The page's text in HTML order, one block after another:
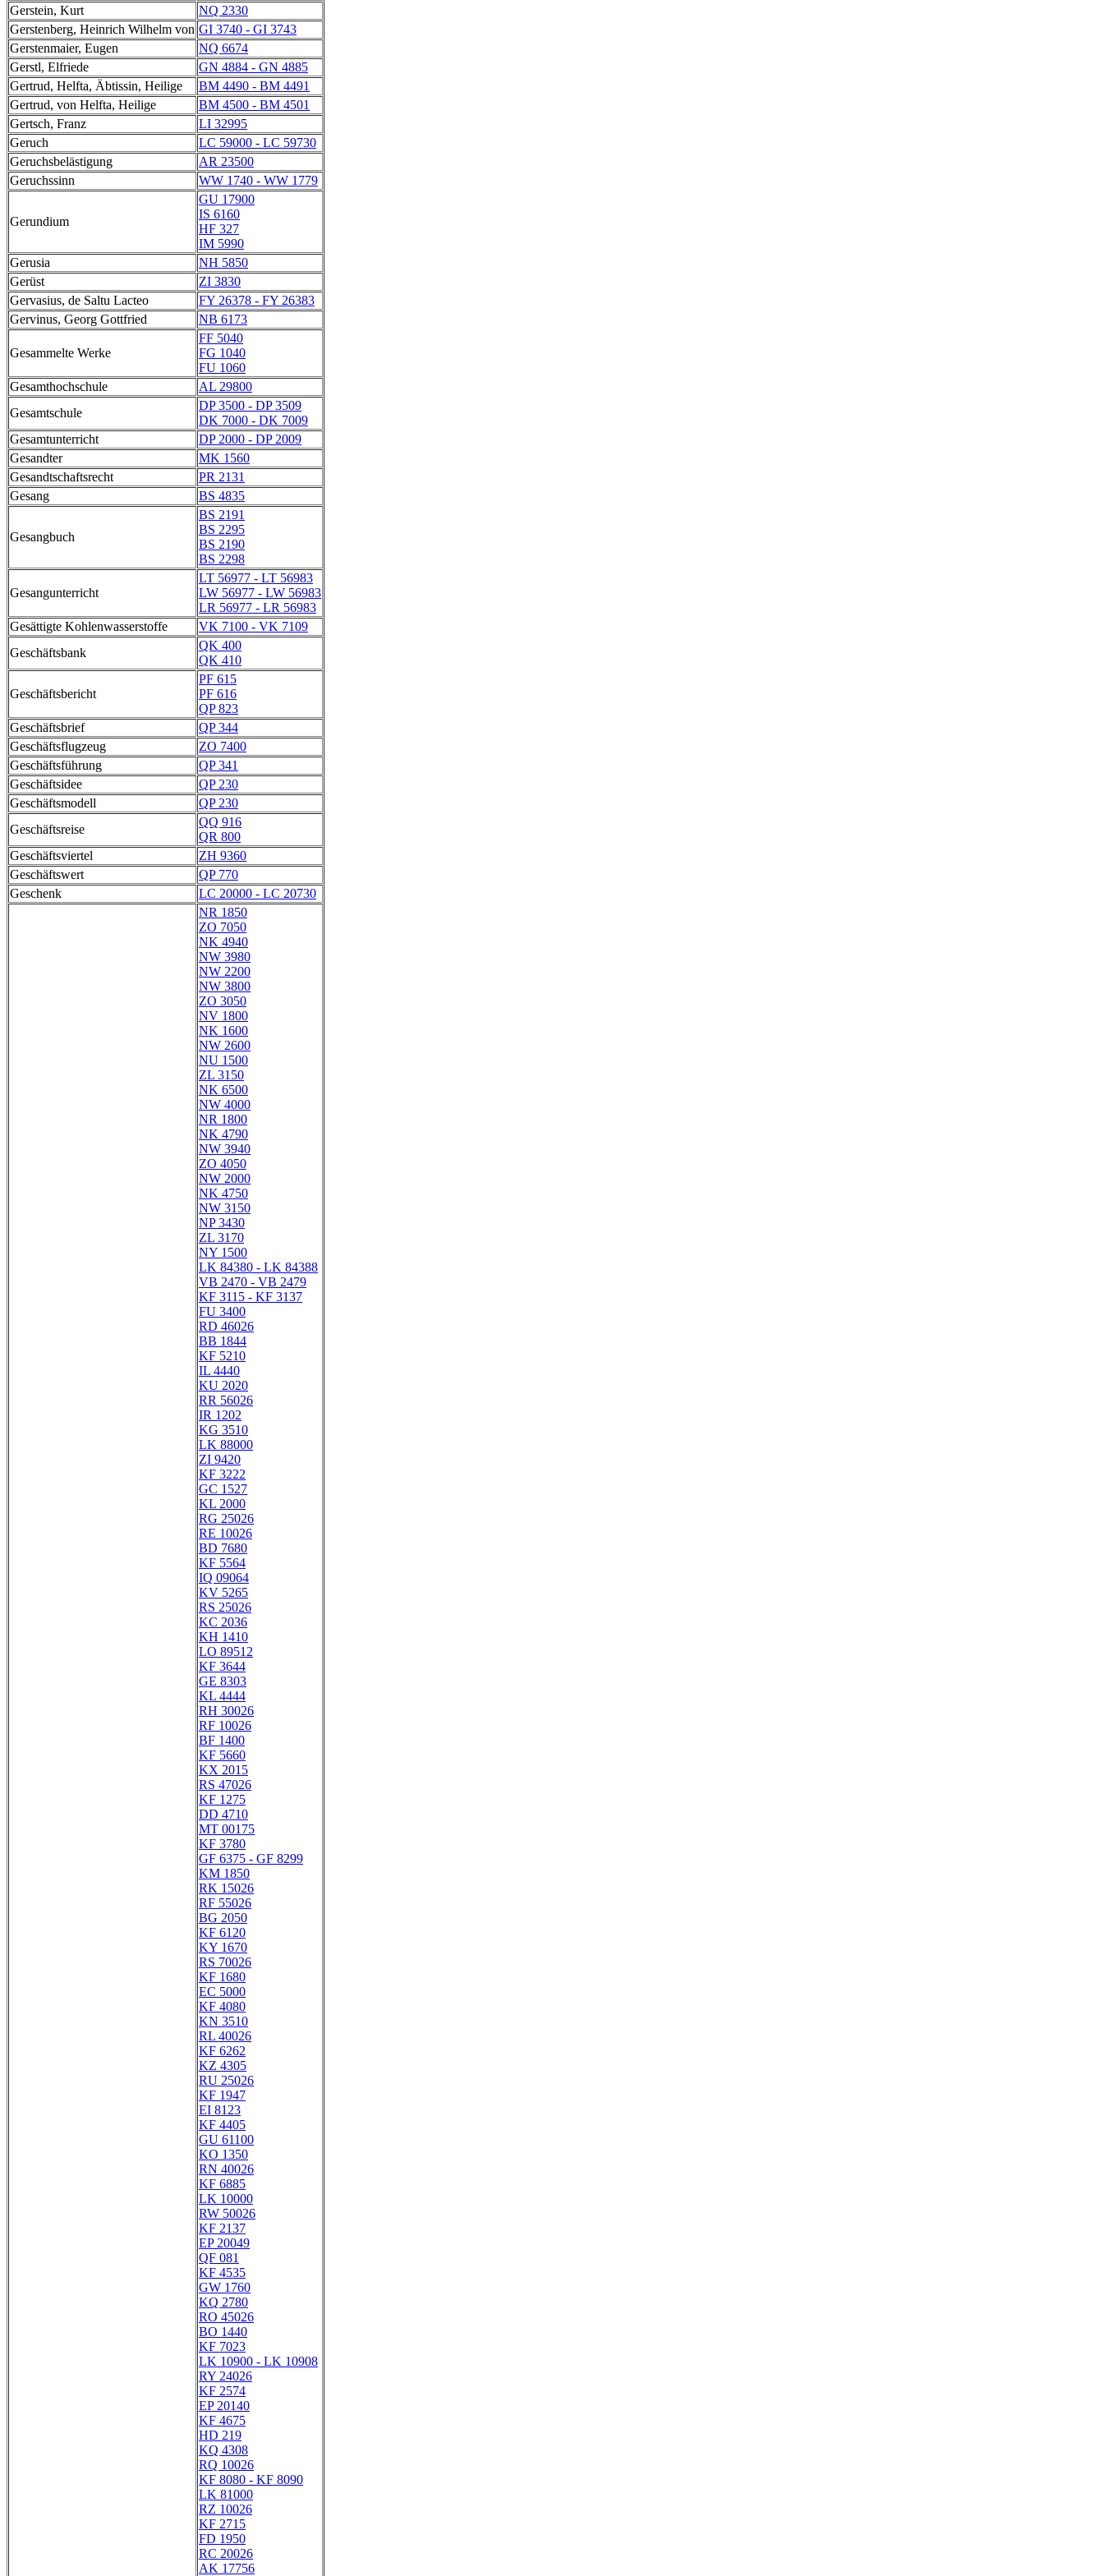
Gerstein, Kurt
NQ 2330
Gerstenberg, Heinrich Wilhelm von GI 3740 - GI 3743
Gerstenmaier, Eugen
NQ 6674
Gerstl, Elfriede
GN 4884 - GN 4885
Gertrud, Helfta, Äbtissin, Heilige
BM 4490 - BM 4491
Gertrud, von Helfta, Heilige
BM 4500 - BM 4501
Gertsch, Franz
LI 32995
Geruch
LC 59000 - LC 59730
Geruchsbelästigung
AR 23500
Geruchssinn
WW 1740 - WW 1779
Gerundium
GU 17900
IS 6160
HF 327
IM 5990
Gerusia
NH 5850
Gerüst
ZI 3830
Gervasius, de Saltu Lacteo
FY 26378 - FY 26383
Gervinus, Georg Gottfried
NB 6173
Gesammelte Werke
FF 5040
FG 1040
FU 1060
Gesamthochschule
AL 29800
Gesamtschule
DP 3500 - DP 3509
DK 7000 - DK 7009
Gesamtunterricht
DP 2000 - DP 2009
Gesandter
MK 1560
Gesandtschaftsrecht
PR 2131
Gesang
BS 4835
Gesangbuch
BS 2191
BS 2295
BS 2190
BS 2298
Gesangunterricht
LT 56977 - LT 56983
LW 56977 - LW 56983
LR 56977 - LR 56983
Gesättigte Kohlenwasserstoffe
VK 7100 - VK 7109
Geschäftsbank
QK 400
QK 410
Geschäftsbericht
PF 615
PF 616
QP 823
Geschäftsbrief
QP 344
Geschäftsflugzeug
ZO 7400
Geschäftsführung
QP 341
Geschäftsidee
QP 230
Geschäftsmodell
QP 230
Geschäftsreise
QQ 916
QR 800
Geschäftsviertel
ZH 9360
Geschäftswert
QP 770
Geschenk
LC 20000 - LC 20730
NR 1850
ZO 7050
NK 4940
NW 3980
NW 2200
NW 3800
ZO 3050
NV 1800
NK 1600
NW 2600
NU 1500
ZL 3150
NK 6500
NW 4000
NR 1800
NK 4790
NW 3940
ZO 4050
NW 2000
NK 4750
NW 3150
NP 3430
ZL 3170
NY 1500
LK 84380 - LK 84388
VB 2470 - VB 2479
KF 3115 - KF 3137
FU 3400
RD 46026
BB 1844
KF 5210
IL 4440
KU 2020
RR 56026
IR 1202
KG 3510
LK 88000
ZI 9420
KF 3222
GC 1527
KL 2000
RG 25026
RE 10026
BD 7680
KF 5564
IQ 09064
KV 5265
RS 25026
KC 2036
KH 1410
LO 89512
KF 3644
GE 8303
KL 4444
RH 30026
RF 10026
BF 1400
KF 5660
KX 2015
RS 47026
KF 1275
DD 4710
MT 00175
KF 3780
GF 6375 - GF 8299
KM 1850
RK 15026
RF 55026
BG 2050
KF 6120
KY 1670
RS 70026
KF 1680
EC 5000
KF 4080
KN 3510
RL 40026
KF 6262
KZ 4305
RU 25026
KF 1947
EI 8123
KF 4405
GU 61100
KO 1350
RN 40026
KF 6885
LK 10000
RW 50026
KF 2137
EP 20049
QF 081
KF 4535
GW 1760
KQ 2780
RO 45026
BO 1440
KF 7023
LK 10900 - LK 10908
RY 24026
KF 2574
EP 20140
KF 4675
HD 219
KQ 4308
RQ 10026
KF 8080 - KF 8090
LK 81000
RZ 10026
KF 2715
FD 1950
RC 20026
AK 17756